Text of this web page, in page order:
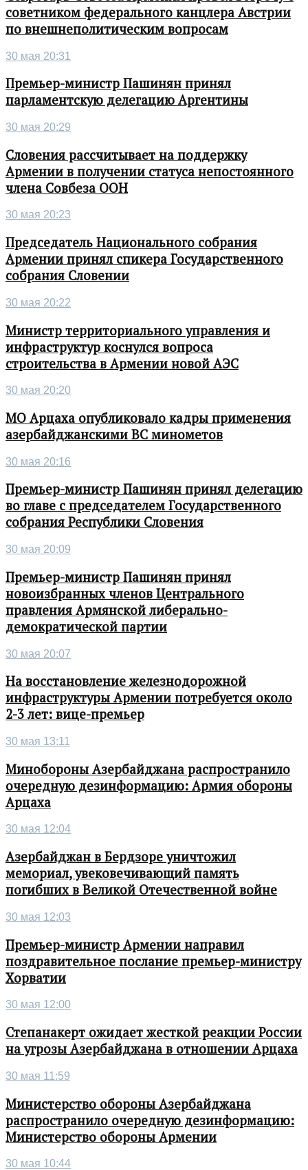
советником федерального канцлера Австрии
по внешнеполитическим вопросам
30 мая 20:31
Премьер-министр Пашинян принял
парламентскую делегацию Аргентины
30 мая 20:29
Словения рассчитывает на поддержку
Армении в получении статуса непостоянного
члена Совбеза ООН
30 мая 20:23
Председатель Национального собрания
Армении принял спикера Государственного
собрания Словении
30 мая 20:22
Министр территориального управления и
инфраструктур коснулся вопроса
строительства в Армении новой АЭС
30 мая 20:20
МО Арцаха опубликовало кадры применения
азербайджанскими ВС минометов
30 мая 20:16
Премьер-министр Пашинян принял делегацию
во главе с председателем Государственного
собрания Республики Словения
30 мая 20:09
Премьер-министр Пашинян принял
новоизбранных членов Центрального
правления Армянской либерально-
демократической партии
30 мая 20:07
На восстановление железнодорожной
инфраструктуры Армении потребуется около
2-3 лет: вице-премьер
30 мая 13:11
Минобороны Азербайджана распространило
очередную дезинформацию: Армия обороны
Арцаха
30 мая 12:04
Азербайджан в Бердзоре уничтожил
мемориал, увековечивающий память
погибших в Великой Отечественной войне
30 мая 12:03
Премьер-министр Армении направил
поздравительное послание премьер-министру
Хорватии
30 мая 12:00
Степанакерт ожидает жесткой реакции России
на угрозы Азербайджана в отношении Арцаха
30 мая 11:59
Министерство обороны Азербайджана
распространило очередную дезинформацию:
Министерство обороны Армении
30 мая 10:44